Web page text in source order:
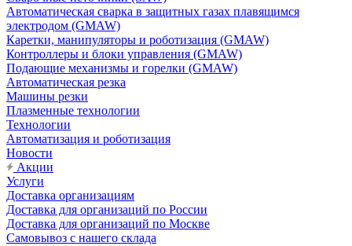
Автоматическая сварка в защитных газах плавящимся
электродом (GMAW)
Каретки, манипуляторы и роботизация (GMAW)
Контроллеры и блоки управления (GMAW)
Подающие механизмы и горелки (GMAW)
Автоматическая резка
Машины резки
Плазменные технологии
Технологии
Автоматизация и роботизация
Новости
Акции
Услуги
Доставка организациям
Доставка для организаций по России
Доставка для организаций по Москве
Самовывоз с нашего склада